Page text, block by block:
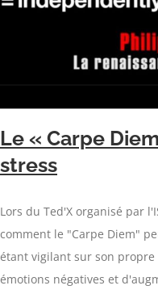
Le « Carpe
stress
Lors du Ted'X organisé par
comment le "Carpe Diem"
étant vigilant sur son
émotions négatives et